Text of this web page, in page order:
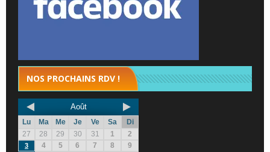
NOS PROCHAINS RDV !
Août
Lu Ma Me Je Ve Sa
Di
27
28 29 30 31 1 2
3 4 5 6 7 8 9